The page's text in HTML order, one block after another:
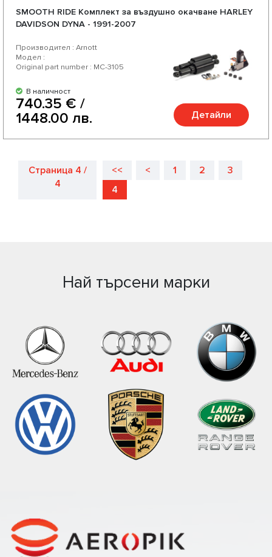
SMOOTH RIDE Комплект за въздушно окачване HARLEY
DAVIDSON DYNA - 1991-2007
Производител : Arnott
Модел :
Original part number : MC-3105
В наличност
740.35 € /
1448.00 лв.
Детайли
Страница 4 /
4
<< < 1 2
3
4
Най търсени марки